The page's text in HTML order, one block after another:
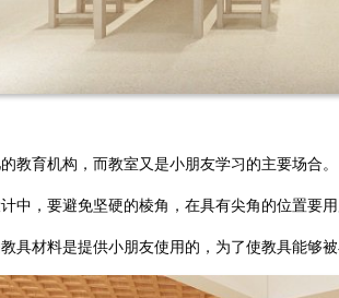
教育机构，而教室又是小朋友学习的主要场合。
中，要避免坚硬的棱角，在具有尖角的位置要用
具材料是提供小朋友使用的，为了使教具能够